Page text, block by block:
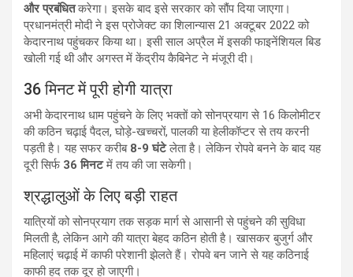
और प्रबंधितकरेगा। इसके बाद इसे सरकार को सौंप दिया जाएगा।
प्रधानमंत्री मोदी ने इस प्रोजेक्ट का शिलान्यास 21 अक्टूबर 2022 को
केदारनाथ पहुंचकर किया था। इसी साल अप्रैल में इसकी फाइनेंशियल बिड
खोली गई थी और अगस्त में केंद्रीय कैबिनेट ने मंजूरी दी।
36 मिनट में पूरी होगी यात्रा
अभी केदारनाथ धाम पहुंचने के लिए भक्तों को सोनप्रयाग से 16 किलोमीटर
की कठिन चढ़ाई पैदल, घोड़े-खच्चरों, पालकी या हेलीकॉप्टर से तय करनी
पड़ती है। यह सफर करीब 8-9 घंटेलेता है। लेकिन रोपवे बनने के बाद यह
दूरी सिर्फ 36 मिनटमें तय की जा सकेगी।
श्रद्धालुओं के लिए बड़ी राहत
यात्रियों को सोनप्रयाग तक सड़क मार्ग से आसानी से पहुंचने की सुविधा
मिलती है, लेकिन आगे की यात्रा बेहद कठिन होती है। खासकर बुजुर्ग और
महिलाएं चढ़ाई में काफी परेशानी झेलते हैं। रोपवे बन जाने से यह कठिनाई
काफी हद तक दूर हो जाएगी।